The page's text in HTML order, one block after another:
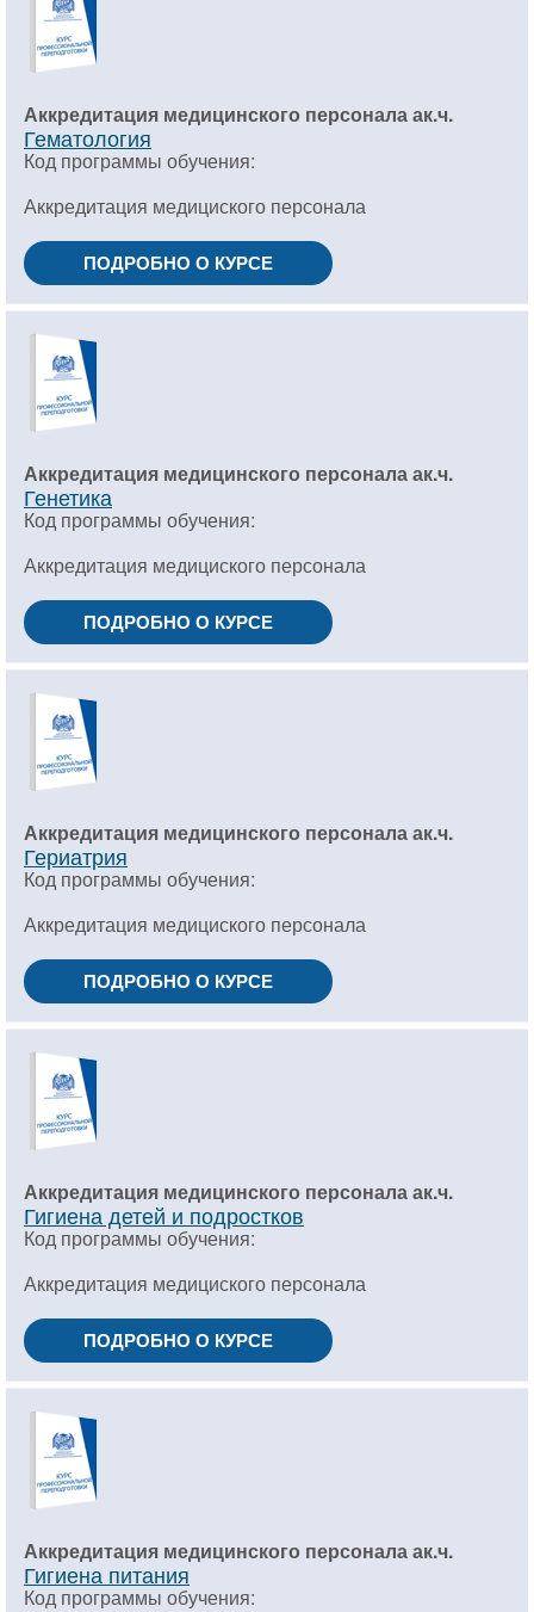
Аккредитация медицинского персонала ак.ч.
Гематология
Код программы обучения:
Аккредитация медициского персонала
ПОДРОБНО О КУРСЕ
Аккредитация медицинского персонала ак.ч.
Генетика
Код программы обучения:
Аккредитация медициского персонала
ПОДРОБНО О КУРСЕ
Аккредитация медицинского персонала ак.ч.
Гериатрия
Код программы обучения:
Аккредитация медициского персонала
ПОДРОБНО О КУРСЕ
Аккредитация медицинского персонала ак.ч.
Гигиена детей и подростков
Код программы обучения:
Аккредитация медициского персонала
ПОДРОБНО О КУРСЕ
Аккредитация медицинского персонала ак.ч.
Гигиена питания
Код программы обучения: